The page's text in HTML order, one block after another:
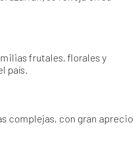
frutales, florales y
país.
complejas, con gran aprecio